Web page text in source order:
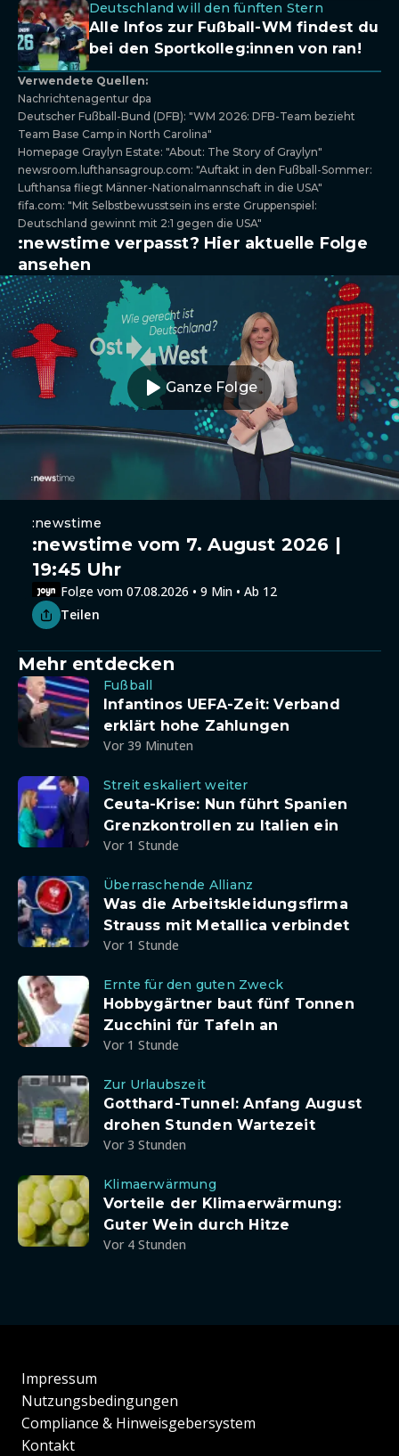
Deutschland will den fünften Stern
Alle Infos zur Fußball-WM findest du
bei den Sportkolleg:innen von ran!
Verwendete Quellen:
Nachrichtenagentur dpa
Deutscher Fußball-Bund (DFB): "WM 2026: DFB-Team bezieht
Team Base Camp in North Carolina"
Homepage Graylyn Estate: "About: The Story of Graylyn"
newsroom.lufthansagroup.com: "Auftakt in den Fußball-Sommer:
Lufthansa fliegt Männer-Nationalmannschaft in die USA"
fifa.com: "Mit Selbstbewusstsein ins erste Gruppenspiel:
Deutschland gewinnt mit 2:1 gegen die USA"
:newstime verpasst? Hier aktuelle Folge
ansehen
Ganze Folge
:newstime
:newstime vom 7. August 2026 |
19:45 Uhr
Folge vom 07.08.2026 • 9 Min • Ab 12
Teilen
Mehr entdecken
Fußball
Infantinos UEFA-Zeit: Verband
erklärt hohe Zahlungen
Vor 39 Minuten
Streit eskaliert weiter
Ceuta-Krise: Nun führt Spanien
Grenzkontrollen zu Italien ein
Vor 1 Stunde
Überraschende Allianz
Was die Arbeitskleidungsfirma
Strauss mit Metallica verbindet
Vor 1 Stunde
Ernte für den guten Zweck
Hobbygärtner baut fünf Tonnen
Zucchini für Tafeln an
Vor 1 Stunde
Zur Urlaubszeit
Gotthard-Tunnel: Anfang August
drohen Stunden Wartezeit
Vor 3 Stunden
Klimaerwärmung
Vorteile der Klimaerwärmung:
Guter Wein durch Hitze
Vor 4 Stunden
Impressum
Nutzungsbedingungen
Compliance & Hinweisgebersystem
Kontakt